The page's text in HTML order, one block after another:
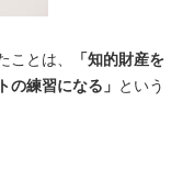
ことは、
「知的財産を
の練習になる」 という